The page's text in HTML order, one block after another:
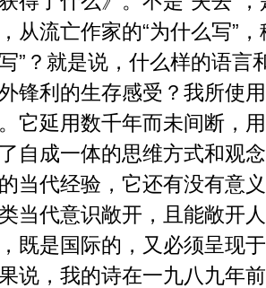
从流亡作家的“为什么写”
”？就是说，什么样的语言
锋利的生存感受？我所使
它延用数千年而未间断，
自成一体的思维方式和观
当代经验，它还有没有意
当代意识敞开，且能敞开
既是国际的，又必须呈现
说，我的诗在一九八九年